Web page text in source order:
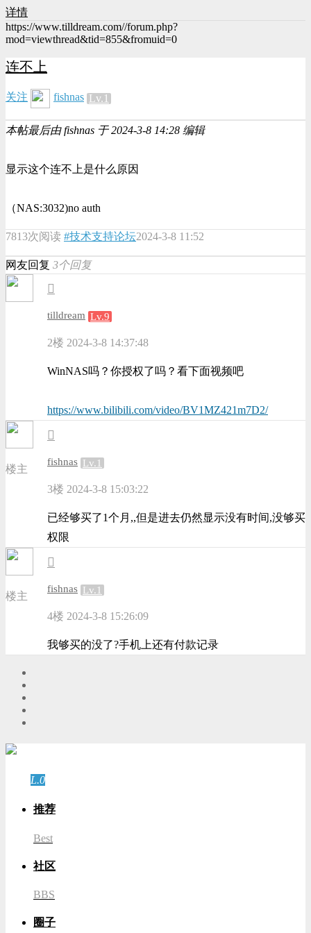
详情
https://www.tilldream.com//forum.php?
mod=viewthread&tid=855&fromuid=0
连不上
关注 fishnas Lv.1
本帖最后由 fishnas 于 2024-3-8 14:28 编辑
显示这个连不上是什么原因
（NAS:3032)no auth
7813次阅读 #技术支持论坛2024-3-8 11:52
网友回复 3个回复
tilldream Lv.9
2楼 2024-3-8 14:37:48
WinNAS吗？你授权了吗？看下面视频吧
https://www.bilibili.com/video/BV1MZ421m7D2/
楼主
fishnas Lv.1
3楼 2024-3-8 15:03:22
已经够买了1个月,,但是进去仍然显示没有时间,没够买
权限
楼主
fishnas Lv.1
4楼 2024-3-8 15:26:09
我够买的没了?手机上还有付款记录
L.0
推荐
Best
社区
BBS
圈子